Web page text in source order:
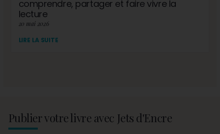
comprendre, partager et faire vivre la
lecture
20 mai 2026
LIRE LA SUITE
Publier votre livre avec Jets d'Encre